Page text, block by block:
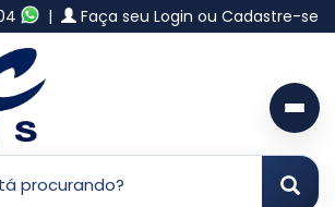
| Faça seu Login ou Cadastre-se